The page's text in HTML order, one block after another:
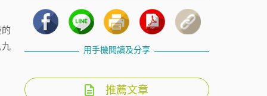
用手機閱讀及分享
推薦文章